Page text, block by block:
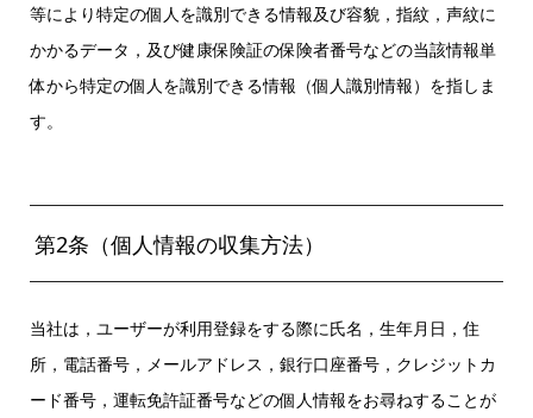
等により特定の個人を識別できる情報及び容貌，指紋，声紋に
かかるデータ，及び健康保険証の保険者番号などの当該情報単
体から特定の個人を識別できる情報（個人識別情報）を指しま
す。
第2条（個人情報の収集方法）
当社は，ユーザーが利用登録をする際に氏名，生年月日，住
所，電話番号，メールアドレス，銀行口座番号，クレジットカ
ード番号，運転免許証番号などの個人情報をお尋ねすることが